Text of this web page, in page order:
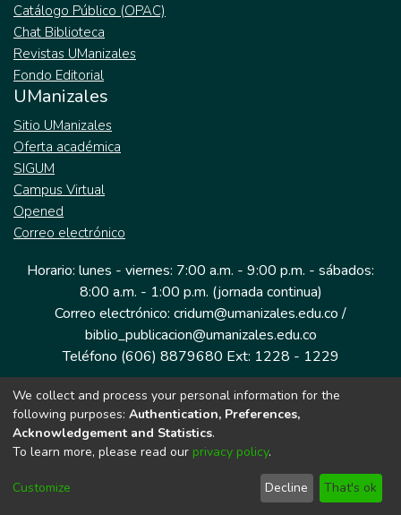
Catálogo Público (OPAC)
Chat Biblioteca
Revistas UManizales
Fondo Editorial
UManizales
Sitio UManizales
Oferta académica
SIGUM
Campus Virtual
Opened
Correo electrónico
Horario: lunes - viernes: 7:00 a.m. - 9:00 p.m. - sábados:
8:00 a.m. - 1:00 p.m. (jornada continua)
Correo electrónico: cridum@umanizales.edu.co /
biblio_publicacion@umanizales.edu.co
Teléfono (606) 8879680 Ext: 1228 - 1229
Dirección: Cra 9 a # 19-03 Edificio histórico, piso 1
Manizales, Caldas
Colombia.
Tecnología DSpace implementada por
We collect and process your personal information for the
following purposes: Authentication, Preferences,
Acknowledgement and Statistics.
To learn more, please read our privacy policy.
Customize Decline That's ok